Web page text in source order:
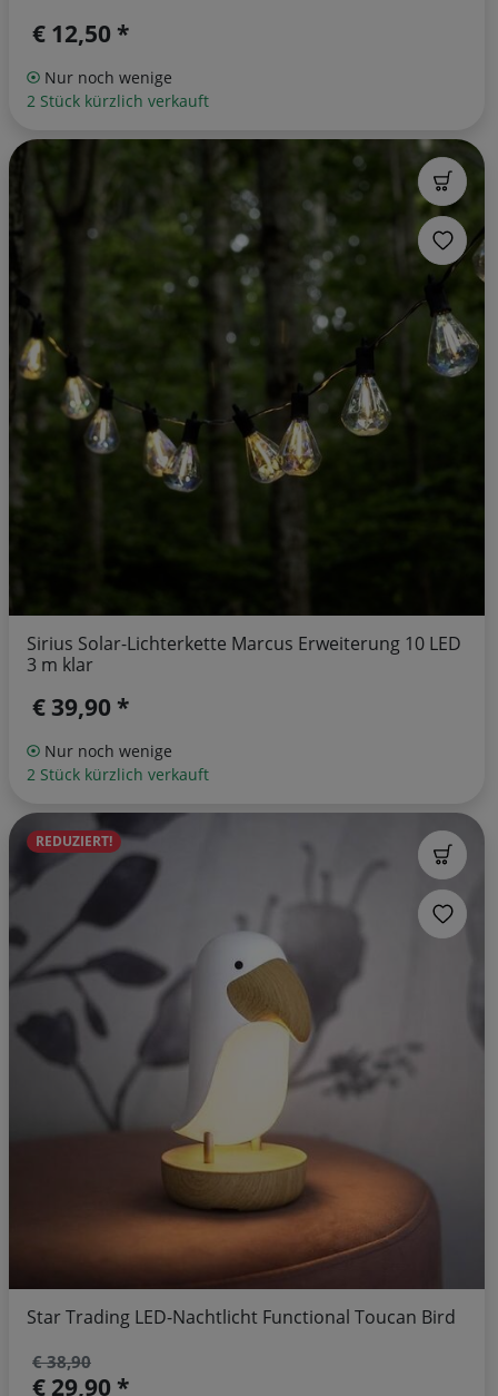
€ 12,50 *
Nur noch wenige
2 Stück kürzlich verkauft
Sirius Solar-Lichterkette Marcus Erweiterung 10 LED
3 m klar
€ 39,90 *
Nur noch wenige
2 Stück kürzlich verkauft
REDUZIERT!
Star Trading LED-Nachtlicht Functional Toucan Bird
€ 38,90
€ 29,90 *